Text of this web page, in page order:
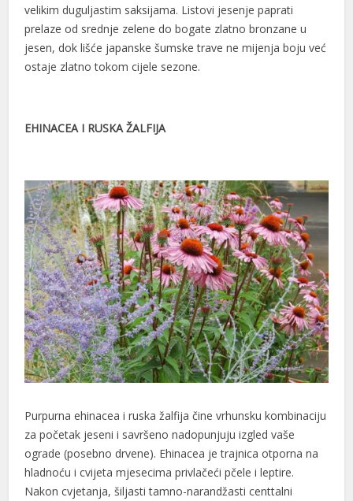
velikim duguljastim saksijama. Listovi jesenje paprati
prelaze od srednje zelene do bogate zlatno bronzane u
jesen, dok lišće japanske šumske trave ne mijenja boju već
ostaje zlatno tokom cijele sezone.
EHINACEA I RUSKA ŽALFIJA
Purpurna ehinacea i ruska žalfija čine vrhunsku kombinaciju
za početak jeseni i savršeno nadopunjuju izgled vaše
ograde (posebno drvene). Ehinacea je trajnica otporna na
hladnoću i cvijeta mjesecima privlačeći pčele i leptire.
Nakon cvjetanja, šiljasti tamno-narandžasti centtalni